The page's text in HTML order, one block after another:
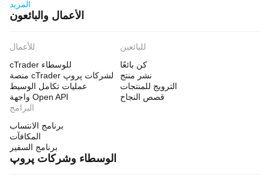
المزيد
الأعمال والبائعون
للأعمال
cTrader للوسطاء
منصة cTrader لشركات پروپ
عمليات تكامل الوسيط
واجهة Open API
للبائعين
كن بائعًا
نشر منتج
الترويج للمنتجات
قصص النجاح
البرامج
برنامج الانتساب
المكافآت
برنامج السفير
الوسطاء وشركات پروپ